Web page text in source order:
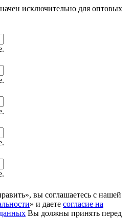
исключительно для оптовых
вы соглашаетесь с нашей
» и даете согласие на
Вы должны принять перед